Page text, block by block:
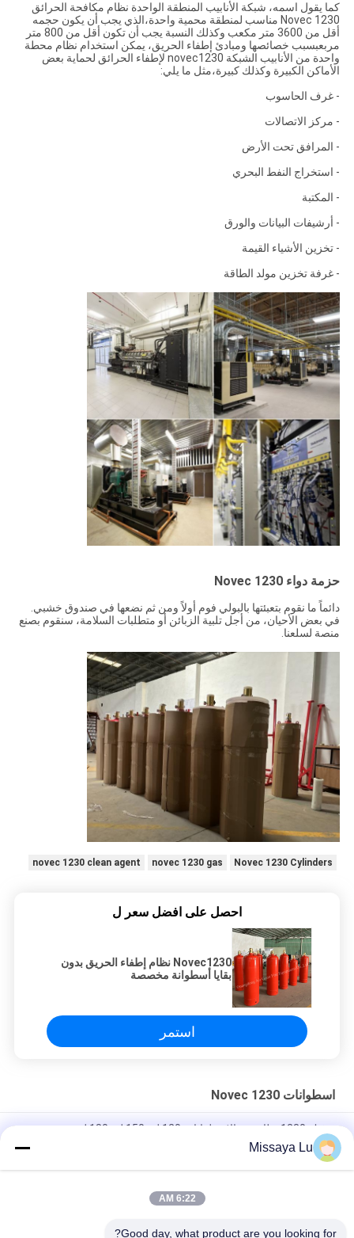
كما يقول اسمه، شبكة الأنابيب المنطقة الواحدة نظام مكافحة الحرائق
Novec 1230 مناسب لمنطقة محمية واحدة،الذي يجب أن يكون حجمه
أقل من 3600 متر مكعب وكذلك النسبة يجب أن تكون أقل من 800 متر
مربعبسبب خصائصها ومبادئ إطفاء الحريق، يمكن استخدام نظام محطة
واحدة من الأنابيب الشبكة novec1230 لإطفاء الحرائق لحماية بعض
الأماكن الكبيرة وكذلك كبيرة،مثل ما يلي:
- غرف الحاسوب
- مركز الاتصالات
- المرافق تحت الأرض
- استخراج النفط البحري
- المكتبة
- أرشيفات البيانات والورق
- تخزين الأشياء القيمة
- غرفة تخزين مولد الطاقة
حزمة دواء Novec 1230
دائماً ما نقوم بتعبئتها بالبولي فوم أولاً ومن ثم نضعها في صندوق خشبي.
في بعض الأحيان، من أجل تلبية الزبائن أو متطلبات السلامة، سنقوم بصنع
منصة لسلعنا.
Novec 1230 Cylinders
novec 1230 gas
novec 1230 clean agent
احصل على افضل سعر ل
Novec1230 نظام إطفاء الحريق بدون
بقايا أسطوانة مخصصة
استمر
اسطوانات Novec 1230
نوفيك 1230 نظام منع الاسطوانات 120 لتر 150 لتر 180 لتر
التخزين
Missaya Lu
6:22 AM
Good day, what product are you looking for?